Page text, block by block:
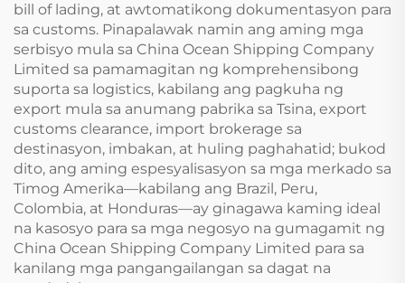
bill of lading, at awtomatikong dokumentasyon para
sa customs. Pinapalawak namin ang aming mga
serbisyo mula sa China Ocean Shipping Company
Limited sa pamamagitan ng komprehensibong
suporta sa logistics, kabilang ang pagkuha ng
export mula sa anumang pabrika sa Tsina, export
customs clearance, import brokerage sa
destinasyon, imbakan, at huling paghahatid; bukod
dito, ang aming espesyalisasyon sa mga merkado sa
Timog Amerika—kabilang ang Brazil, Peru,
Colombia, at Honduras—ay ginagawa kaming ideal
na kasosyo para sa mga negosyo na gumagamit ng
China Ocean Shipping Company Limited para sa
kanilang mga pangangailangan sa dagat na